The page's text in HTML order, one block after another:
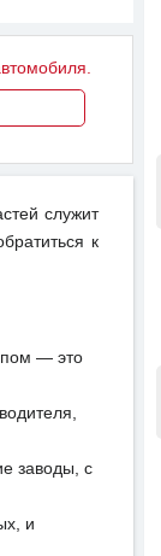
служит
к
— это
заводы, с
и